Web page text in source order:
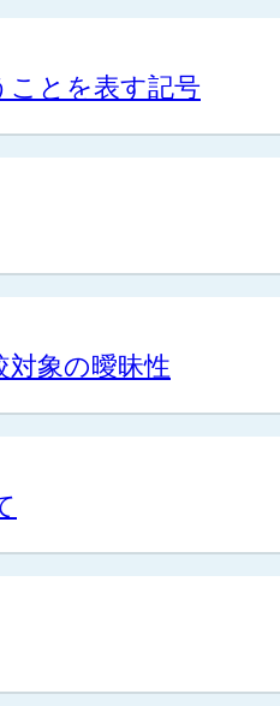
ことを表す記号
象の曖昧性